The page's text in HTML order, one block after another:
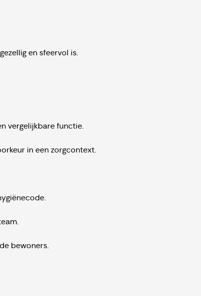
en sfeervol is.
vergelijkbare functie.
in een zorgcontext.
bewoners.